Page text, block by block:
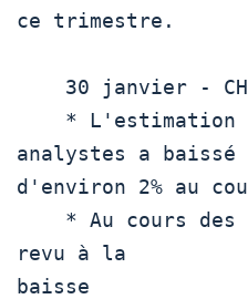
ce trimestre.
analystes a baissé
d'environ 2% au
revu à la
baisse